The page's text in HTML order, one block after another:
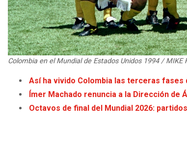
Colombia en el Mundial de Estados Unidos 1994 / MIKE
Así ha vivido Colombia las terceras fases
Ímer Machado renuncia a la Dirección de
Octavos de final del Mundial 2026: